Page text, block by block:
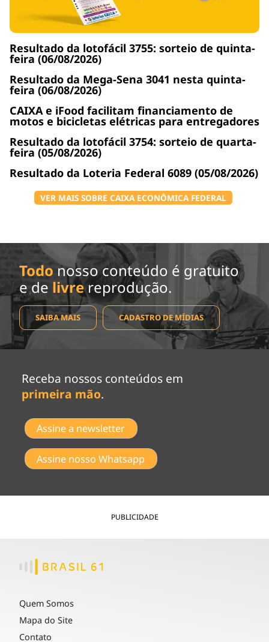
Resultado da lotofácil 3755: sorteio de quinta-
feira (06/08/2026)
Resultado da Mega-Sena 3041 nesta quinta-
feira (06/08/2026)
CAIXA e iFood facilitam financiamento de
motos e bicicletas elétricas para entregadores
Resultado da lotofácil 3754: sorteio de quarta-
feira (05/08/2026)
Resultado da Loteria Federal 6089 (05/08/2026)
VER MAIS SOBRE CAIXA ECONÔMICA FEDERAL
Todo nosso conteúdo é gratuito
e de livrereprodução.
SAIBA MAIS CADASTRO DE MÍDIAS
Receba nossos conteúdos em
primeira mão.
Assine a newsletter
Assine nosso Whatsapp
PUBLICIDADE
Quem Somos
Mapa do Site
Contato